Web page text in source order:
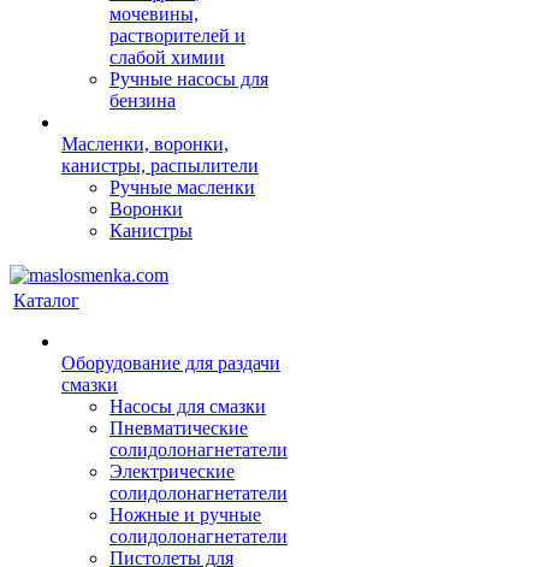
мочевины,
растворителей и
слабой химии
Ручные насосы для
бензина
Масленки, воронки,
канистры, распылители
Ручные масленки
Воронки
Канистры
Каталог
Оборудование для раздачи
смазки
Насосы для смазки
Пневматические
солидолонагнетатели
Электрические
солидолонагнетатели
Ножные и ручные
солидолонагнетатели
Пистолеты для